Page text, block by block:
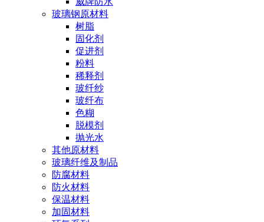
玻璃钢原材料
树脂
固化剂
促进剂
粉料
稀释剂
玻纤纱
玻纤布
色糊
脱模剂
抛光水
其他原材料
玻璃纤维及制品
防腐材料
防火材料
保温材料
加固材料